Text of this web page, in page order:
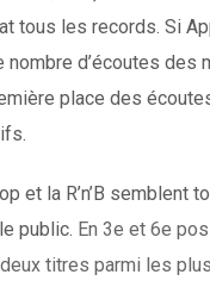
tous les records. Si
nombre d’écoutes des
place des
et la R’n’B semblent
public. En 3e et 6e
titres parmi les